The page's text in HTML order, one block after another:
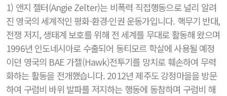
1) 앤지 젤터(Angie Zelter)는 비폭력 직접행동으로 널리 알려
진 영국의 세계적인 평화·환경·인권 운동가입니다. 핵무기 반대,
전쟁 저지, 생태계 보호를 위해 전 세계를 무대로 활동해 왔으며
1996년 인도네시아로 수출되어 동티모르 학살에 사용될 예정
이던 영국의 BAE 가젤(Hawk)전투기를 망치로 훼손하여 무력
화하는 활동을 전개했습니다. 2012년 제주도 강정마을을 방문
하여 구럼비 바위 발파를 저지하는 행동에 동참하며 구럼비 해